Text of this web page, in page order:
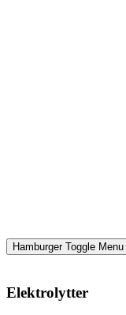
Hamburger Toggle Menu
Elektrolytter